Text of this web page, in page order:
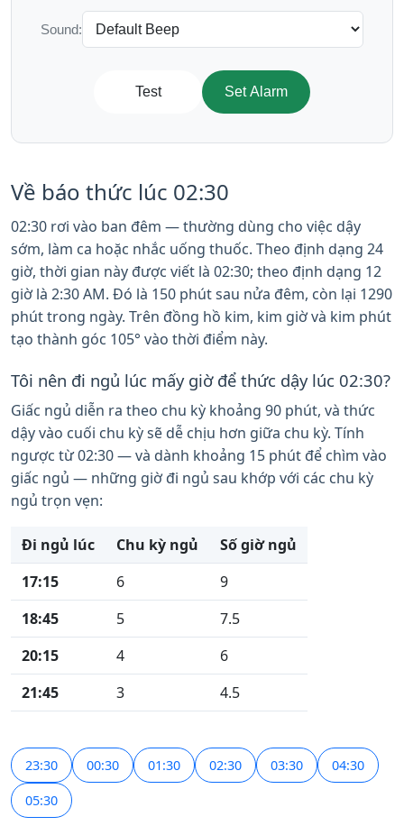
Sound:
Test Set Alarm
Về báo thức lúc 02:30
02:30 rơi vào ban đêm — thường dùng cho việc dậy
sớm, làm ca hoặc nhắc uống thuốc. Theo định dạng 24
giờ, thời gian này được viết là 02:30; theo định dạng 12
giờ là 2:30 AM. Đó là 150 phút sau nửa đêm, còn lại 1290
phút trong ngày. Trên đồng hồ kim, kim giờ và kim phút
tạo thành góc 105° vào thời điểm này.
Tôi nên đi ngủ lúc mấy giờ để thức dậy lúc 02:30?
Giấc ngủ diễn ra theo chu kỳ khoảng 90 phút, và thức
dậy vào cuối chu kỳ sẽ dễ chịu hơn giữa chu kỳ. Tính
ngược từ 02:30 — và dành khoảng 15 phút để chìm vào
giấc ngủ — những giờ đi ngủ sau khớp với các chu kỳ
ngủ trọn vẹn:
Đi ngủ lúc Chu kỳ ngủ
Số giờ ngủ
17:15
6
9
18:45
5
7.5
20:15
4
6
21:45
3 4.5
23:30 00:30 01:30 02:30 03:30 04:30
05:30